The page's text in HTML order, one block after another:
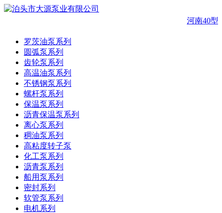
河南40型
罗茨油泵系列
圆弧泵系列
齿轮泵系列
高温油泵系列
不锈钢泵系列
螺杆泵系列
保温泵系列
沥青保温泵系列
离心泵系列
稠油泵系列
高粘度转子泵
化工泵系列
沥青泵系列
船用泵系列
密封系列
软管泵系列
电机系列